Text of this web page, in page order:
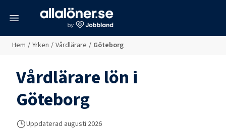
Hem / Yrken / Vårdlärare / Göteborg
Vårdlärarelön i
Göteborg
Uppdaterad augusti 2026